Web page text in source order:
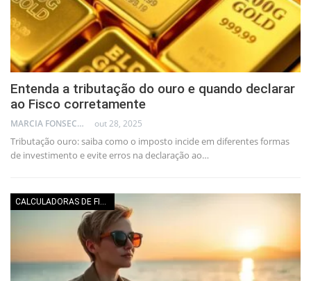
Entenda a tributação do ouro e quando declarar
ao Fisco corretamente
MARCIA FONSECA - FINANCIAL CONSULTANT out 28, 2025
Tributação ouro: saiba como o imposto incide em diferentes formas
de investimento e evite erros na declaração ao…
CALCULADORAS DE FINANÇAS